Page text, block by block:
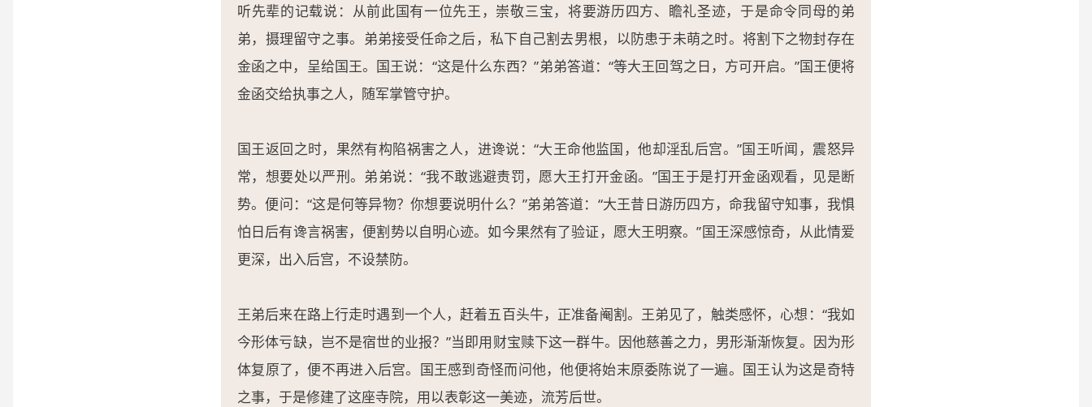
听先辈的记载说：从前此国有一位先王，崇敬三宝，将要游历四方、瞻礼圣迹，于是命令同母的弟
弟，摄理留守之事。弟弟接受任命之后，私下自己割去男根，以防患于未萌之时。将割下之物封存在
金函之中，呈给国王。国王说：“这是什么东西？”弟弟答道：“等大王回驾之日，方可开启。”国王便将
金函交给执事之人，随军掌管守护。
国王返回之时，果然有构陷祸害之人，进谗说：“大王命他监国，他却淫乱后宫。”国王听闻，震怒异
常，想要处以严刑。弟弟说：“我不敢逃避责罚，愿大王打开金函。”国王于是打开金函观看，见是断
势。便问：“这是何等异物？你想要说明什么？”弟弟答道：“大王昔日游历四方，命我留守知事，我惧
怕日后有谗言祸害，便割势以自明心迹。如今果然有了验证，愿大王明察。”国王深感惊奇，从此情爱
更深，出入后宫，不设禁防。
王弟后来在路上行走时遇到一个人，赶着五百头牛，正准备阉割。王弟见了，触类感怀，心想：“我如
今形体亏缺，岂不是宿世的业报？”当即用财宝赎下这一群牛。因他慈善之力，男形渐渐恢复。因为形
体复原了，便不再进入后宫。国王感到奇怪而问他，他便将始末原委陈说了一遍。国王认为这是奇特
之事，于是修建了这座寺院，用以表彰这一美迹，流芳后世。